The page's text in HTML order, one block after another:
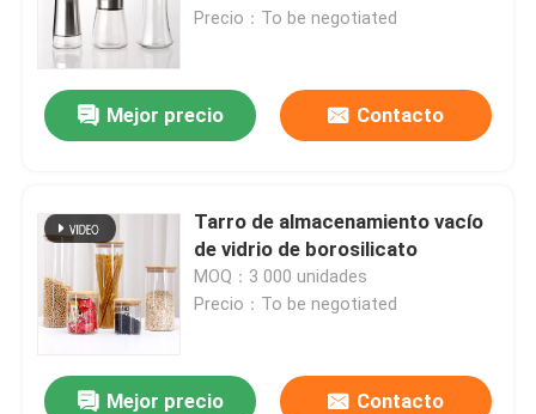
Visita a la fábrica
Control de Calidad
Contacto
Solicitar una cotización
Botellas de vidrio
Precio：To be negotiated
Mejor precio Contacto
Tarro de almacenamiento vacío
de vidrio de borosilicato
MOQ：3 000 unidades
Precio：To be negotiated
Mejor precio Contacto